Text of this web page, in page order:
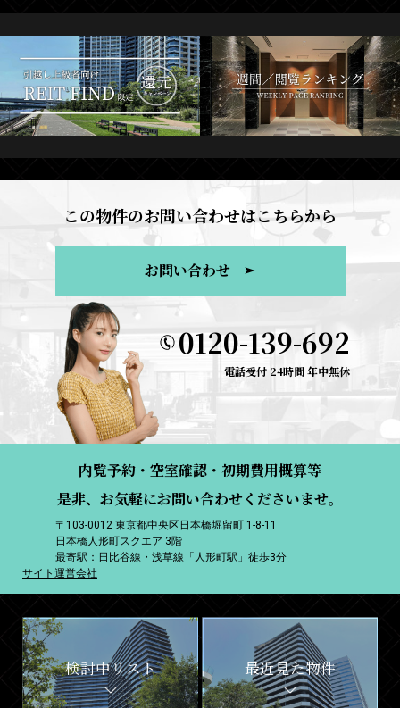
この物件のお問い合わせはこちらから
お問い合わせ
0120-139-692
電話受付 24時間 年中無休
内覧予約・空室確認・初期費用概算等
是非、お気軽にお問い合わせくださいませ。
〒103-0012 東京都中央区日本橋堀留町 1-8-11
日本橋人形町スクエア 3階
最寄駅：日比谷線・浅草線「人形町駅」徒歩3分
サイト運営会社
検討中リスト 最近見た物件